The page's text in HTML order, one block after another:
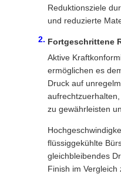
Reduktionsziele
und reduzierte
Fortgeschrittene
Aktive
ermöglichen es
Druck auf
zu gewährleisten
flüssiggekühlte
gleichbleibendes
Finish im